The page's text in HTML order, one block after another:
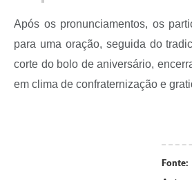
Após os pronunciamentos, os
para uma oração, seguida do
corte do bolo de aniversário,
em clima de confraternização e
Fonte: